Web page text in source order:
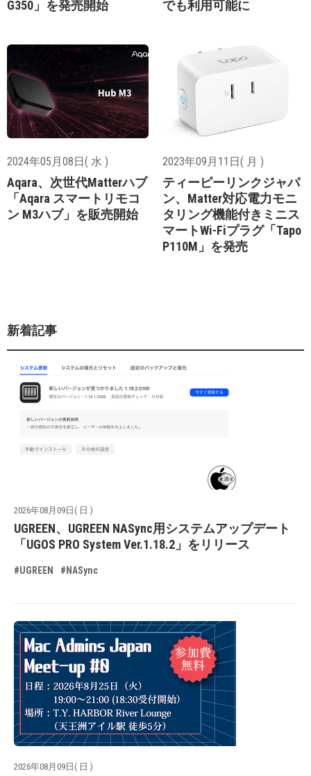
G350」を発売開始 でも利用可能に
2024年05月08日( 水 )
Aqara、次世代Matterハブ
「Aqara スマートリモコ
ン M3ハブ」を販売開始
2023年09月11日( 月 )
ティーピーリンクジャパ
ン、Matter対応電力モニ
タリング機能付きミニス
マートWi-Fiプラグ「Tapo
P110M」を発売
新着記事
2026年08月09日( 日 )
UGREEN、UGREEN NASync用システムアップデート
「UGOS PRO System Ver.1.18.2」をリリース
#UGREEN #NASync
2026年08月09日( 日 )